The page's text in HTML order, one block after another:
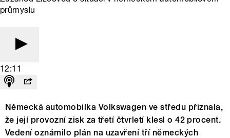
průmyslu
12:11
Německá automobilka Volkswagen ve středu přiznala,
že její provozní zisk za třetí čtvrletí klesl o 42 procent.
Vedení oznámilo plán na uzavření tří německých